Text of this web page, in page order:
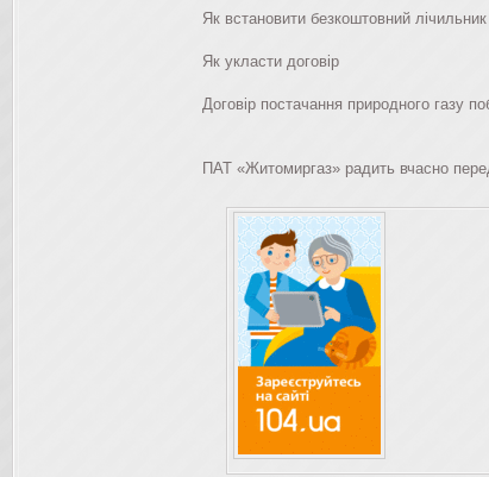
Як встановити безкоштовний лічильник
Як укласти договір
Договір постачання природного газу
ПАТ «Житомиргаз» радить вчасно